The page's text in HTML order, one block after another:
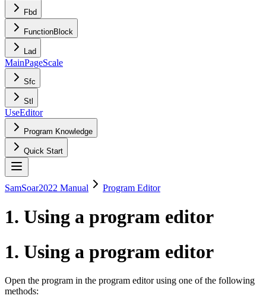
Fbd
FunctionBlock
Lad
MainPageScale
Sfc
Stl
UseEditor
Program Knowledge
Quick Start
SamSoar2022 Manual Program Editor
1. Using a program editor
1. Using a program editor
Open the program in the program editor using one of the following
methods: